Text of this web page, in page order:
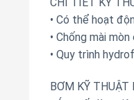
• Có thể hoạt
• Chống mài
• Quy trình
BƠM KỸ THUẬT